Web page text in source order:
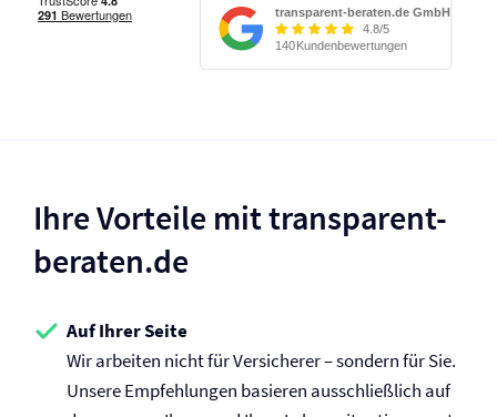
Ihre Vorteile mit transparent-
beraten.de
Auf Ihrer Seite
Wir arbeiten nicht für Versicherer – sondern für Sie.
Unsere Empfehlungen basieren ausschließlich auf